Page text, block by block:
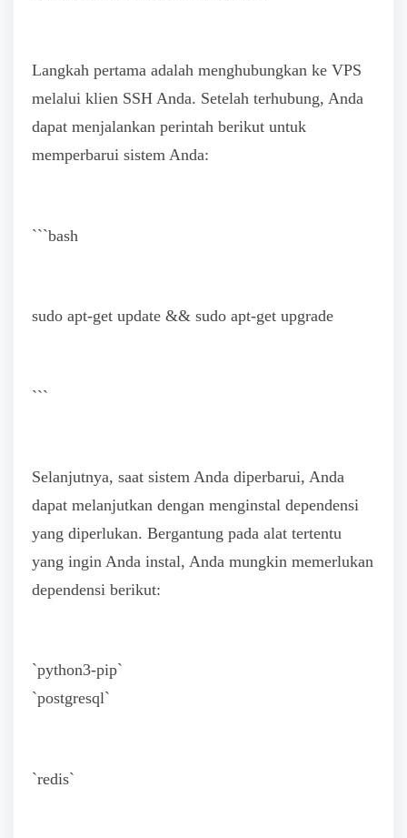
Langkah pertama adalah menghubungkan ke VPS
melalui klien SSH Anda. Setelah terhubung, Anda
dapat menjalankan perintah berikut untuk
memperbarui sistem Anda:
```bash
sudo apt-get update && sudo apt-get upgrade
```
Selanjutnya, saat sistem Anda diperbarui, Anda
dapat melanjutkan dengan menginstal dependensi
yang diperlukan. Bergantung pada alat tertentu
yang ingin Anda instal, Anda mungkin memerlukan
dependensi berikut:
`python3-pip`
`postgresql`
`redis`